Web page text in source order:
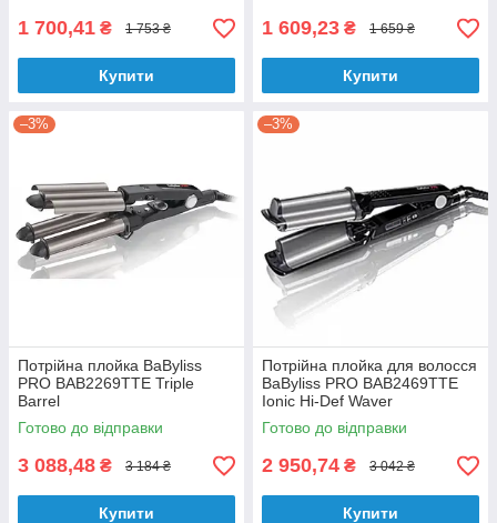
1 700,41 ₴ 1 753 ₴
Купити
1 609,23 ₴ 1 659 ₴
Купити
–3%
Потрійна плойка BaByliss
PRO BAB2269TTE Triple
Barrel
Готово до відправки
3 088,48 ₴ 3 184 ₴
Купити
–3%
Потрійна плойка для волосся
BaByliss PRO BAB2469TTE
Ionic Hi-Def Waver
Готово до відправки
2 950,74 ₴ 3 042 ₴
Купити